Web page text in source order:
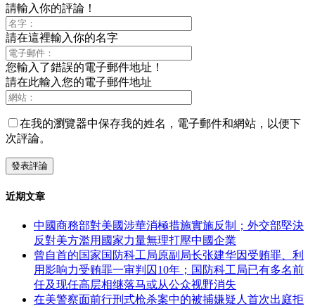
請輸入你的評論！
請在這裡輸入你的名字
您輸入了錯誤的電子郵件地址！
請在此輸入您的電子郵件地址
在我的瀏覽器中保存我的姓名，電子郵件和網站，以便下
次評論。
近期文章
中國商務部對美國涉華消極措施實施反制；外交部堅決
反對美方濫用國家力量無理打壓中國企業
曾自首的国家国防科工局原副局长张建华因受贿罪、利
用影响力受贿罪一审判囚10年；国防科工局已有多名前
任及现任高层相继落马或从公众视野消失
在美警察面前行刑式枪杀案中的被捕嫌疑人首次出庭拒